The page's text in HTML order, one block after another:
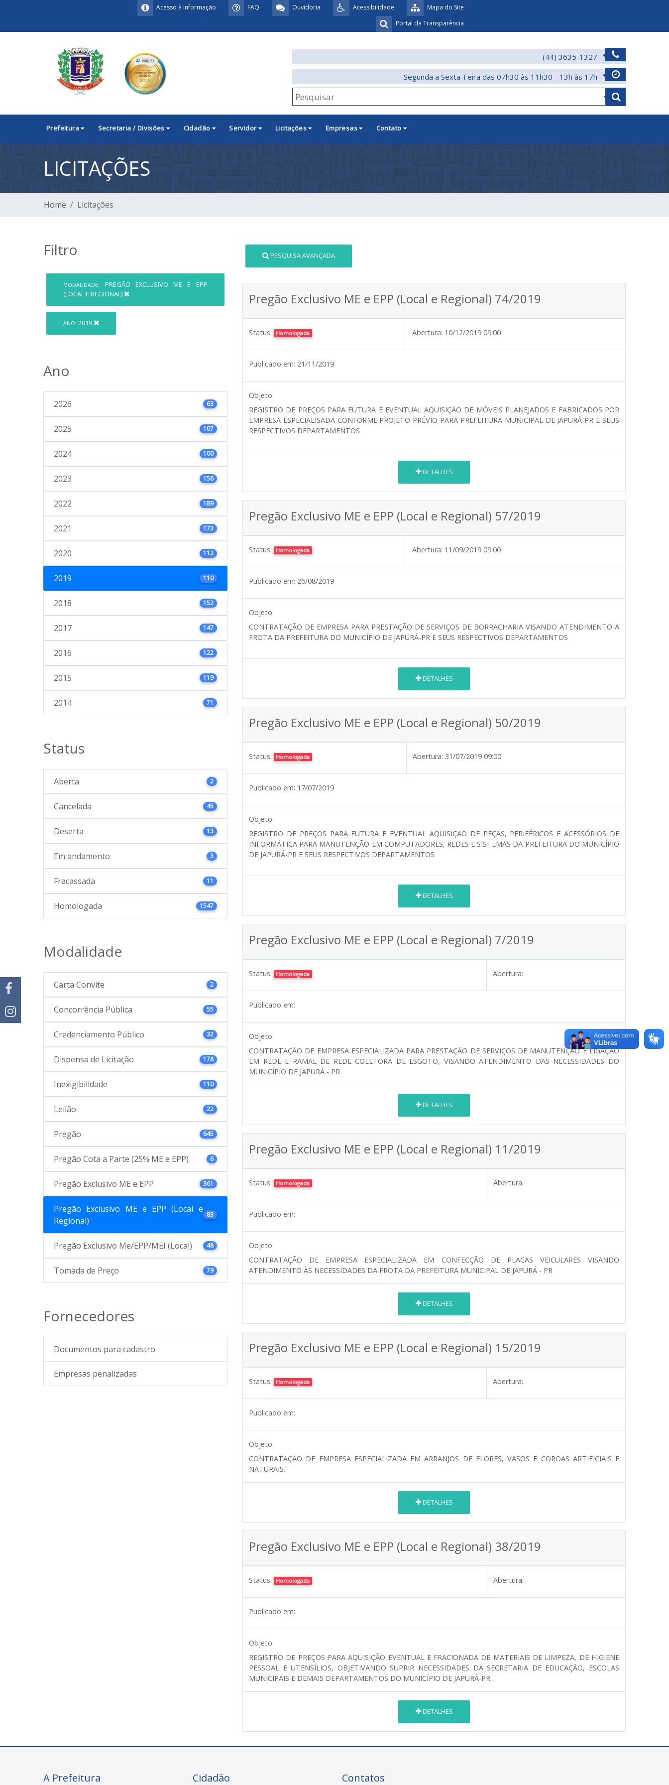
Mapa do Site
Acessibilidade
Ouvidoria
FAQ
Acesso à Informação
Portal da Transparência
(44) 3635-1327
Segunda a Sexta-Feira das 07h30 às 11h30 - 13h às 17h
Prefeitura Secretaria / Divisões Cidadão Servidor Licitações Empresas Contato
LICITAÇÕES
Home Licitações
Filtro
MODALIDADE:
PREGÃO EXCLUSIVO ME E EPP
(LOCAL E REGIONAL)
ANO: 2019
Ano
2026 63
2025 107
2024 100
2023 156
2022 189
2021 173
2020 112
2019 110
2018 152
2017 147
2016 122
2015 119
2014 71
Status
Aberta 2
Cancelada 45
Deserta 13
Em andamento 3
Fracassada 11
Homologada 1547
Modalidade
Carta Convite 2
Concorrência Pública 55
Credenciamento Público 32
Dispensa de Licitação 178
Inexigibilidade 110
Leilão 22
Pregão 645
Pregão Cota a Parte (25% ME e EPP) 6
Pregão Exclusivo ME e EPP 361
Pregão Exclusivo ME e EPP (Local e
Regional)
83
Pregão Exclusivo Me/EPP/MEI (Local) 48
Tomada de Preço 79
Fornecedores
Documentos para cadastro
Empresas penalizadas
PESQUISA AVANÇADA
Pregão Exclusivo ME e EPP (Local e Regional) 74/2019
Status: Homologada Abertura: 10/12/2019 09:00
Publicado em: 21/11/2019
Objeto:
REGISTRO DE PREÇOS PARA FUTURA E EVENTUAL AQUISIÇÃO DE MÓVEIS PLANEJADOS E FABRICADOS POR
EMPRESA ESPECIALISADA CONFORME PROJETO PRÉVIO PARA PREFEITURA MUNICIPAL DE JAPURÁ-PR E SEUS
RESPECTIVOS DEPARTAMENTOS
DETALHES
Pregão Exclusivo ME e EPP (Local e Regional) 57/2019
Status: Homologada Abertura: 11/09/2019 09:00
Publicado em: 26/08/2019
Objeto:
CONTRATAÇÃO DE EMPRESA PARA PRESTAÇÃO DE SERVIÇOS DE BORRACHARIA VISANDO ATENDIMENTO A
FROTA DA PREFEITURA DO MUNICÍPIO DE JAPURÁ-PR E SEUS RESPECTIVOS DEPARTAMENTOS
DETALHES
Pregão Exclusivo ME e EPP (Local e Regional) 50/2019
Status: Homologada Abertura: 31/07/2019 09:00
Publicado em: 17/07/2019
Objeto:
REGISTRO DE PREÇOS PARA FUTURA E EVENTUAL AQUISIÇÃO DE PEÇAS, PERIFÉRICOS E ACESSÓRIOS DE
INFORMÁTICA PARA MANUTENÇÃO EM COMPUTADORES, REDES E SISTEMAS DA PREFEITURA DO MUNICÍPIO
DE JAPURÁ-PR E SEUS RESPECTIVOS DEPARTAMENTOS
DETALHES
Pregão Exclusivo ME e EPP (Local e Regional) 7/2019
Status: Homologada Abertura:
Publicado em:
Objeto:
CONTRATAÇÃO DE EMPRESA ESPECIALIZADA PARA PRESTAÇÃO DE SERVIÇOS DE MANUTENÇÃO E LIGAÇÃO
EM REDE E RAMAL DE REDE COLETORA DE ESGOTO, VISANDO ATENDIMENTO DAS NECESSIDADES DO
MUNICÍPIO DE JAPURÁ - PR
DETALHES
Pregão Exclusivo ME e EPP (Local e Regional) 11/2019
Status: Homologada Abertura:
Publicado em:
Objeto:
CONTRATAÇÃO DE EMPRESA ESPECIALIZADA EM CONFECÇÃO DE PLACAS VEICULARES VISANDO
ATENDIMENTO ÀS NECESSIDADES DA FROTA DA PREFEITURA MUNICIPAL DE JAPURÁ - PR
DETALHES
Pregão Exclusivo ME e EPP (Local e Regional) 15/2019
Status: Homologada Abertura:
Publicado em:
Objeto:
CONTRATAÇÃO DE EMPRESA ESPECIALIZADA EM ARRANJOS DE FLORES, VASOS E COROAS ARTIFICIAIS E
NATURAIS.
DETALHES
Pregão Exclusivo ME e EPP (Local e Regional) 38/2019
Status: Homologada Abertura:
Publicado em:
Objeto:
REGISTRO DE PREÇOS PARA AQUISIÇÃO EVENTUAL E FRACIONADA DE MATERIAIS DE LIMPEZA, DE HIGIENE
PESSOAL E UTENSÍLIOS, OBJETIVANDO SUPRIR NECESSIDADES DA SECRETARIA DE EDUCAÇÃO, ESCOLAS
MUNICIPAIS E DEMAIS DEPARTAMENTOS DO MUNICÍPIO DE JAPURÁ-PR
DETALHES
A Prefeitura Cidadão Contatos